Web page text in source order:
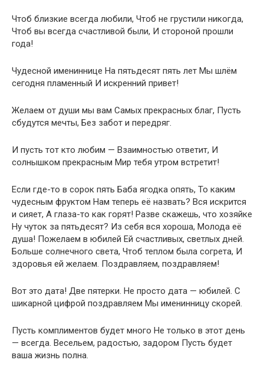
Чтоб близкие всегда любили, Чтоб не грустили никогда,
Чтоб вы всегда счастливой были, И стороной прошли
года!
Чудесной имениннице На пятьдесят пять лет Мы шлём
сегодня пламенный И искренний привет!
Желаем от души мы вам Самых прекрасных благ, Пусть
сбудутся мечты, Без забот и передряг.
И пусть тот кто любим — Взаимностью ответит, И
солнышком прекрасным Мир тебя утром встретит!
Если где-то в сорок пять Баба ягодка опять, То каким
чудесным фруктом Нам теперь её назвать? Вся искрится
и сияет, А глаза-то как горят! Разве скажешь, что хозяйке
Ну чуток за пятьдесят? Из себя вся хороша, Молода её
душа! Пожелаем в юбилей Ей счастливых, светлых дней.
Больше солнечного света, Чтоб теплом была согрета, И
здоровья ей желаем. Поздравляем, поздравляем!
Вот это дата! Две пятерки. Не просто дата — юбилей. С
шикарной цифрой поздравляем Мы именинницу скорей.
Пусть комплиментов будет много Не только в этот день
— всегда. Весельем, радостью, задором Пусть будет
ваша жизнь полна.